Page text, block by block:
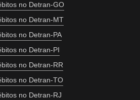
no Detran-GO
no Detran-MT
no Detran-PA
no Detran-PI
no Detran-RR
no Detran-TO
no Detran-RJ